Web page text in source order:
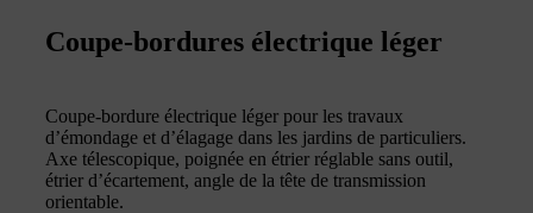
Coupe-bordures électrique léger
Coupe-bordure électrique léger pour les travaux
d’émondage et d’élagage dans les jardins de particuliers.
Axe télescopique, poignée en étrier réglable sans outil,
étrier d’écartement, angle de la tête de transmission
orientable.